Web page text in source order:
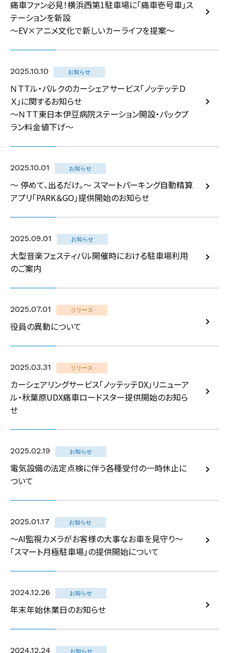
痛車ファン必見！横浜西第1駐車場に「痛車壱号車」ス
テーションを新設
〜EV×アニメ文化で新しいカーライフを提案〜
2025.10.10 お知らせ
ＮＴＴル・パルクのカーシェアサービス「ノッテッテＤ
Ｘ」に関するお知らせ
～ＮＴＴ東日本伊豆病院ステーション開設・パックプ
ラン料金値下げ～
2025.10.01 お知らせ
～ 停めて、出るだけ。～ スマートパーキング自動精算
アプリ「PARK＆GO」提供開始のお知らせ
2025.09.01 お知らせ
大型音楽フェスティバル開催時における駐車場利用
のご案内
2025.07.01 リリース
役員の異動について
2025.03.31 リリース
カーシェアリングサービス「ノッテッテDX」リニューア
ル・秋葉原UDX痛車ロードスター提供開始のお知ら
せ
2025.02.19 お知らせ
電気設備の法定点検に伴う各種受付の一時休止に
ついて
2025.01.17 お知らせ
～AI監視カメラがお客様の大事なお車を見守り～
「スマート月極駐車場」の提供開始について
2024.12.26 お知らせ
年末年始休業日のお知らせ
2024.12.24 お知らせ